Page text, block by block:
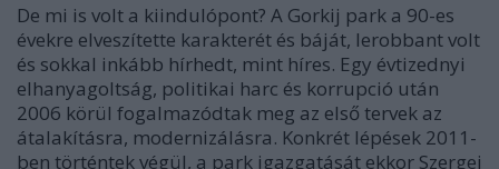
De mi is volt a kiindulópont? A Gorkij park a 90-es
évekre elveszítette karakterét és báját, lerobbant volt
és sokkal inkább hírhedt, mint híres. Egy évtizednyi
elhanyagoltság, politikai harc és korrupció után
2006 körül fogalmazódtak meg az első tervek az
átalakításra, modernizálásra. Konkrét lépések 2011-
ben történtek végül, a park igazgatását ekkor Szergej